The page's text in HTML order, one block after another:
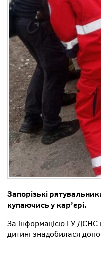
Запорізькі
купаючись у кар’єрі.
За інформацією ГУ ДСНС
дитині знадобилася